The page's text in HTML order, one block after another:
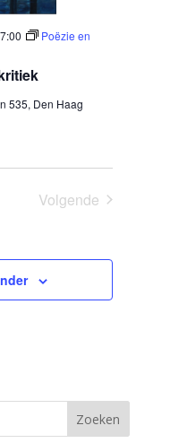
Poëzie en
535, Den Haag
Volgende
Zoeken